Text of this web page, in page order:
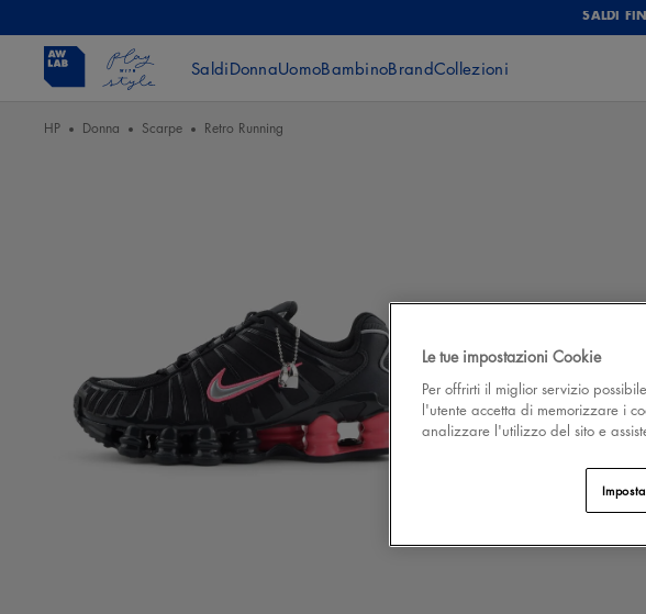
SALDI
SaldiDonnaUomoBambinoBrandCollezioni
HP Donna Scarpe Retro Running
Le tue impostazioni Cookie
Per offrirti il miglior servizio
l'utente accetta di memorizzare i
analizzare l'utilizzo del sito e